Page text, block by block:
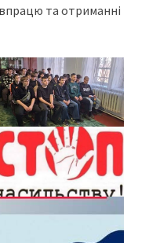
та отриманні